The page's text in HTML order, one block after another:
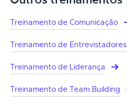
Treinamento de Comunicação
Treinamento de Entrevistadores
Treinamento de Liderança
Treinamento de Team Building